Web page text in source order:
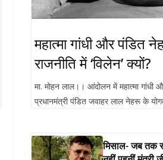
महात्मा गांधी और
राजनीति में ‘विलेन’ क्यों?
मा. मोहन लाल।। आंदोलन में महात्मा
प्रधानमंत्री पंडित जवाहर लाल नेहरू के
मिसाल- जब तक